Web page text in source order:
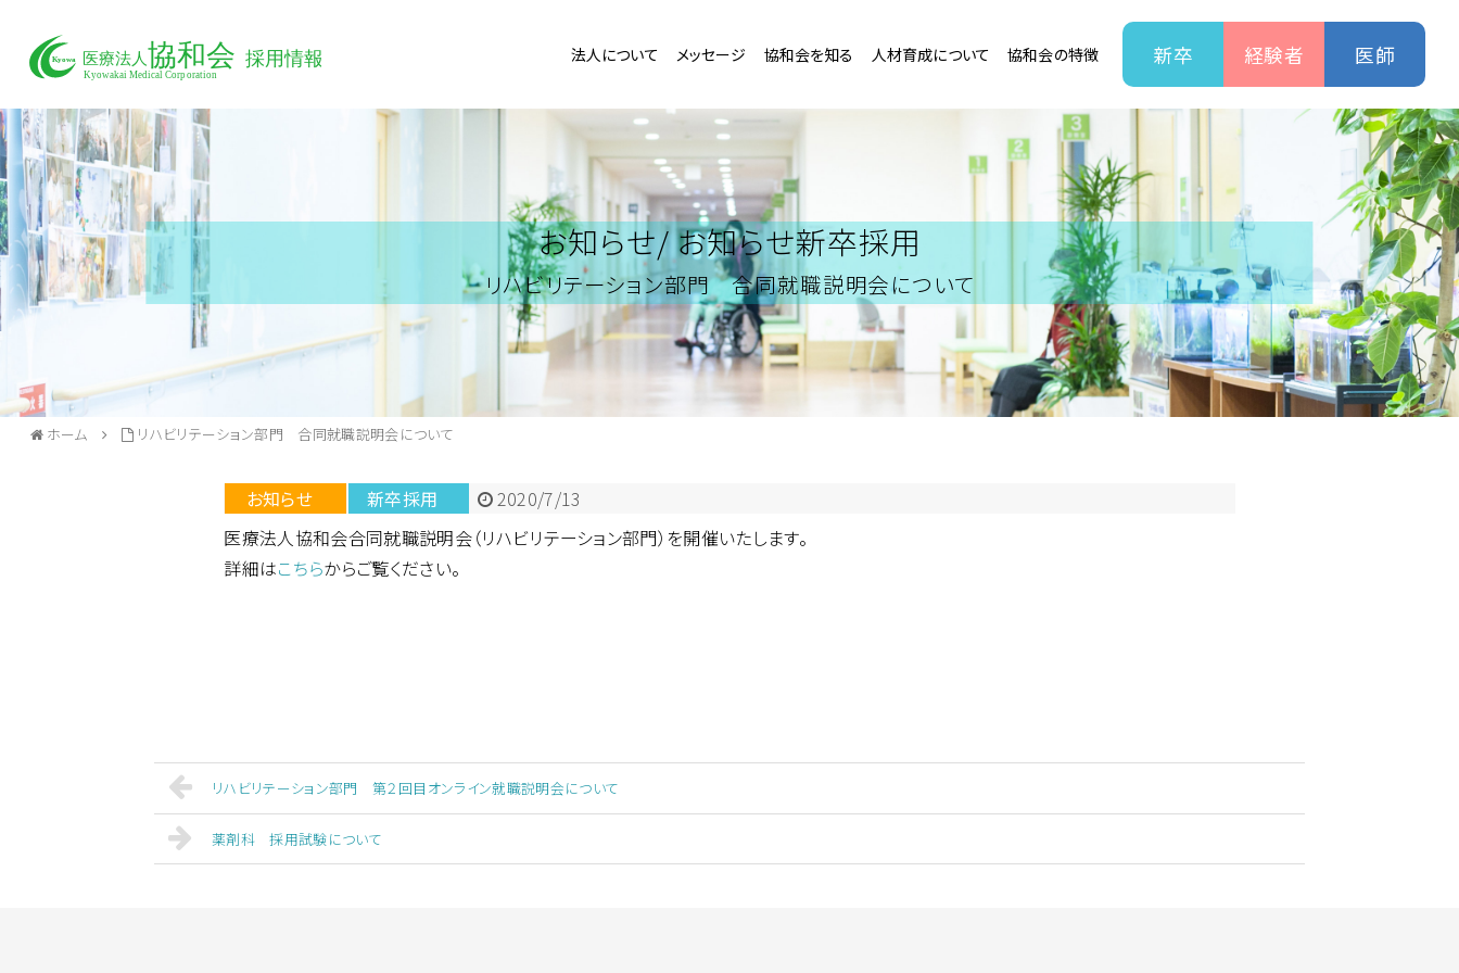
法人について メッセージ 協和会を知る 人材育成について 協和会の特徴 新卒 経験者 医師
お知らせ/お知らせ新卒採用
リハビリテーション部門 合同就職説明会について
ホーム リハビリテーション部門 合同就職説明会について
お知らせ 新卒採用
2020/7/13
医療法人協和会合同就職説明会（リハビリテーション部門）を開催いたします。
詳細はこちらからご覧ください。
リハビリテーション部門 第２回目オンライン就職説明会について
薬剤科 採用試験について